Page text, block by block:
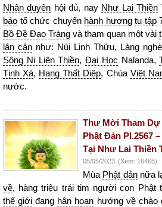
Nhân duyên hội đủ, nay Như Lai Thiền
báo tổ chức chuyến hành hương tu tập
Bồ Đề Đạo Tràng và tham quan một vài
lân cận như: Núi Linh Thứu, Làng
Sông Ni Liên Thiền, Đại Học Nalanda,
Tịnh Xá, Hang Thất Diệp, Chùa Việt
nước.
Thư Mời Tham
Phật Đản Pl.2567
Tại Như Lai Thiền
05/05/2023 (Xem: 16465)
Mùa Phật đảnnữa
về, hàng triệu trái tim người con Phật
thế giới đang hân hoan hướng về chào